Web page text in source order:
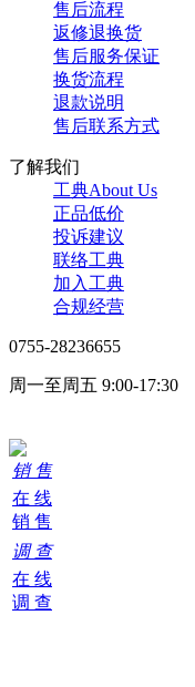
售后流程
返修退换货
售后服务保证
换货流程
退款说明
售后联系方式
了解我们
工典About Us
正品低价
投诉建议
联络工典
加入工典
合规经营
0755-28236655
周一至周五 9:00-17:30
销 售
在 线
销 售
调 查
在 线
调 查